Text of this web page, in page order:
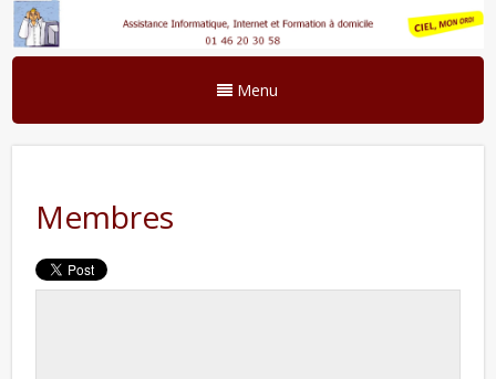
Menu
Membres